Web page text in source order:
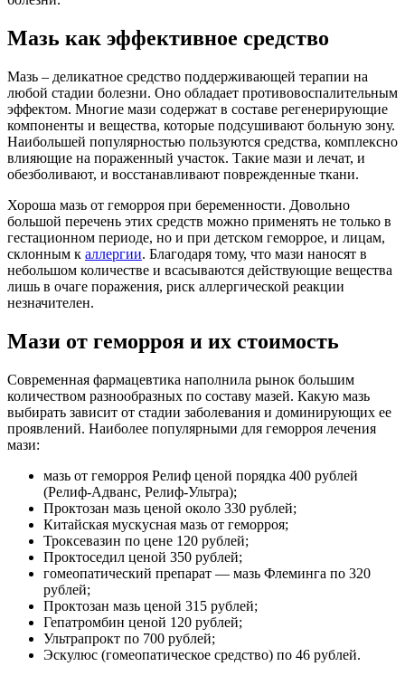
Мазь как эффективное средство
Мазь – деликатное средство поддерживающей терапии на
любой стадии болезни. Оно обладает противовоспалительным
эффектом. Многие мази содержат в составе регенерирующие
компоненты и вещества, которые подсушивают больную зону.
Наибольшей популярностью пользуются средства, комплексно
влияющие на пораженный участок. Такие мази и лечат, и
обезболивают, и восстанавливают поврежденные ткани.
Хороша мазь от геморроя при беременности. Довольно
большой перечень этих средств можно применять не только в
гестационном периоде, но и при детском геморрое, и лицам,
склонным к аллергии. Благодаря тому, что мази наносят в
небольшом количестве и всасываются действующие вещества
лишь в очаге поражения, риск аллергической реакции
незначителен.
Мази от геморроя и их стоимость
Современная фармацевтика наполнила рынок большим
количеством разнообразных по составу мазей. Какую мазь
выбирать зависит от стадии заболевания и доминирующих ее
проявлений. Наиболее популярными для геморроя лечения
мази:
мазь от геморроя Релиф ценой порядка 400 рублей
(Релиф-Адванс, Релиф-Ультра);
Проктозан мазь ценой около 330 рублей;
Китайская мускусная мазь от геморроя;
Троксевазин по цене 120 рублей;
Проктоседил ценой 350 рублей;
гомеопатический препарат — мазь Флеминга по 320
рублей;
Проктозан мазь ценой 315 рублей;
Гепатромбин ценой 120 рублей;
Ультрапрокт по 700 рублей;
Эскулюс (гомеопатическое средство) по 46 рублей.